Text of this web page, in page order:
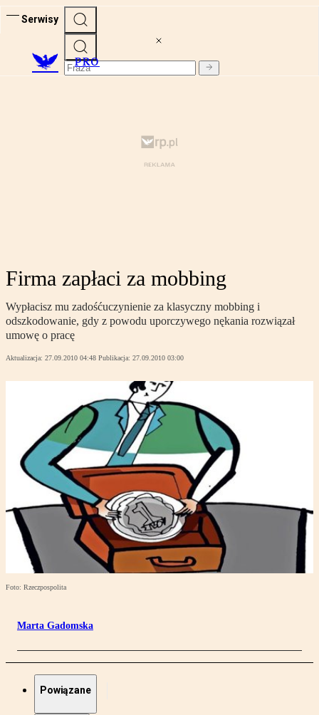
Serwisy
PRO
Firma zapłaci za mobbing
Wypłacisz mu zadośćuczynienie za klasyczny mobbing i
odszkodowanie, gdy z powodu uporczywego nękania rozwiązał
umowę o pracę
Aktualizacja: 27.09.2010 04:48 Publikacja: 27.09.2010 03:00
Foto: Rzeczpospolita
Marta Gadomska
Powiązane